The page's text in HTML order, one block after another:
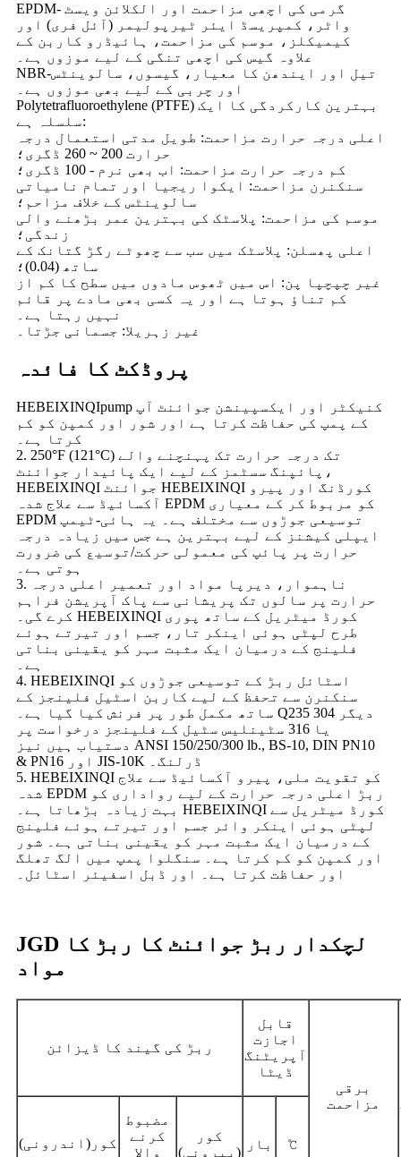
EPDM- گرمی کی اچھی مزاحمت اور الکلائن ویسٹ
واٹر، کمپریسڈ ایئر ٹیرپولیمر (آئل فری) اور
کیمیکلز، موسم کی مزاحمت، ہائیڈرو کاربن کے
علاوہ گیس کی اچھی تنگی کے لیے موزوں ہے۔
NBR-تیل اور ایندھن کا معیار، گیسوں، سالوینٹس
اور چربی کے لیے بھی موزوں ہے۔
Polytetrafluoroethylene (PTFE) بہترین کارکردگی کا ایک
سلسلہ ہے:
اعلی درجہ حرارت مزاحمت: طویل مدتی استعمال درجہ
حرارت 200 ~ 260 ڈگری؛
کم درجہ حرارت مزاحمت: اب بھی نرم - 100 ڈگری؛
سنکنرن مزاحمت: ایکوا ریجیا اور تمام نامیاتی
سالوینٹس کے خلاف مزاحم؛
موسم کی مزاحمت: پلاسٹک کی بہترین عمر بڑھنے والی
زندگی؛
اعلی پھسلن: پلاسٹک میں سب سے چھوٹے رگڑ گتانک کے
ساتھ (0.04)؛
غیر چپچپا پن: اس میں ٹھوس مادوں میں سطح کا کم از
کم تناؤ ہوتا ہے اور یہ کسی بھی مادے پر قائم
نہیں رہتا ہے۔
غیر زہریلا: جسمانی جڑتا۔
پروڈکٹ کا فائدہ
HEBEIXINQIpump کنیکٹر اور ایکسپینشن جوائنٹ آپ
کے پمپ کی حفاظت کرتا ہے اور شور اور کمپن کو کم
کرتا ہے۔
2. 250°F (121°C) تک درجہ حرارت تک پہنچنے والے
پائپنگ سسٹمز کے لیے ایک پائیدار جوائنٹ،
HEBEIXINQI جوائنٹ HEBEIXINQI کورڈنگ اور پیرو
آکسائیڈ سے علاج شدہ EPDM کو مربوط کر کے معیاری
EPDM توسیعی جوڑوں سے مختلف ہے۔ یہ ہائی-ٹیمپ
ایپلی کیشنز کے لیے بہترین ہے جس میں زیادہ درجہ
حرارت پر پائپ کی معمولی حرکت/توسیع کی ضرورت
ہوتی ہے۔
3. ناہموار، دیرپا مواد اور تعمیر اعلی درجہ
حرارت پر سالوں تک پریشانی سے پاک آپریشن فراہم
کرے گی۔ HEBEIXINQI کورڈ میٹریل کے ساتھ پوری
طرح لپٹی ہوئی اینکر تار، جسم اور تیرتے ہوئے
فلینج کے درمیان ایک مثبت مہر کو یقینی بناتی
ہے۔
4. HEBEIXINQI اسٹائل ربڑ کے توسیعی جوڑوں کو
سنکنرن سے تحفظ کے لیے کاربن اسٹیل فلینجز کے
ساتھ مکمل طور پر فرنش کیا گیا ہے۔ Q235 دیگر 304
یا 316 سٹینلیس سٹیل کے فلینجز درخواست پر
دستیاب ہیں نیز ANSI 150/250/300 lb., BS-10, DIN PN10
& PN16 اور JIS-10K ڈرلنگ۔
5. HEBEIXINQI کو تقویت ملی، پیرو آکسائیڈ سے علاج
شدہ EPDM ربڑ اعلی درجہ حرارت کے لیے رواداری کو
بہت زیادہ بڑھاتا ہے۔ HEBEIXINQI کورڈ میٹریل سے
لپٹی ہوئی اینکر وائر جسم اور تیرتے ہوئے فلینج
کے درمیان ایک مثبت مہر کو یقینی بناتی ہے۔ شور
اور کمپن کو کم کرتا ہے۔ سنگلوا پمپ میں الگ تھلگ
اور حفاظت کرتا ہے۔ اور ڈبل اسفیئر اسٹائل۔
JGD لچکدار ربڑ جوائنٹ کا ربڑ کا
مواد
ربڑ کی گیند کا ڈیزائن
قابل
اجازت
آپریٹنگ
ڈیٹا
برقی
مزاحمت
کور ( اندرونی)
مضبوط
کرنے
والا
کور
(بیرونی)
بار ℃